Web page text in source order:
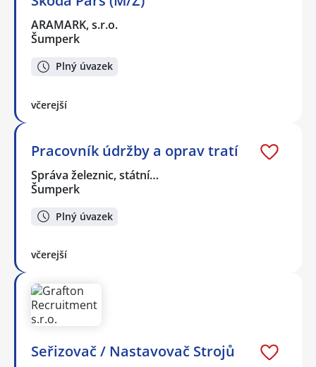
ARAMARK, s.r.o.
Šumperk
Plný úvazek
včerejší
Pracovník údržby a oprav tratí
Správa železnic, státní…
Šumperk
Plný úvazek
včerejší
Seřizovač / Nastavovač Strojů